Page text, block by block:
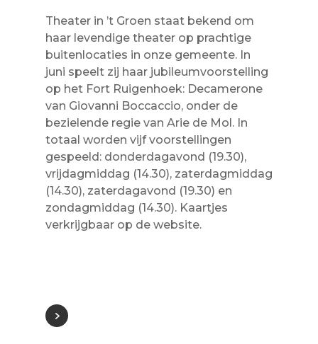
Theater in ’t Groen staat bekend om
haar levendige theater op prachtige
buitenlocaties in onze gemeente. In
juni speelt zij haar jubileumvoorstelling
op het Fort Ruigenhoek: Decamerone
van Giovanni Boccaccio, onder de
bezielende regie van Arie de Mol. In
totaal worden vijf voorstellingen
gespeeld: donderdagavond (19.30),
vrijdagmiddag (14.30), zaterdagmiddag
(14.30), zaterdagavond (19.30) en
zondagmiddag (14.30). Kaartjes
verkrijgbaar op de website.